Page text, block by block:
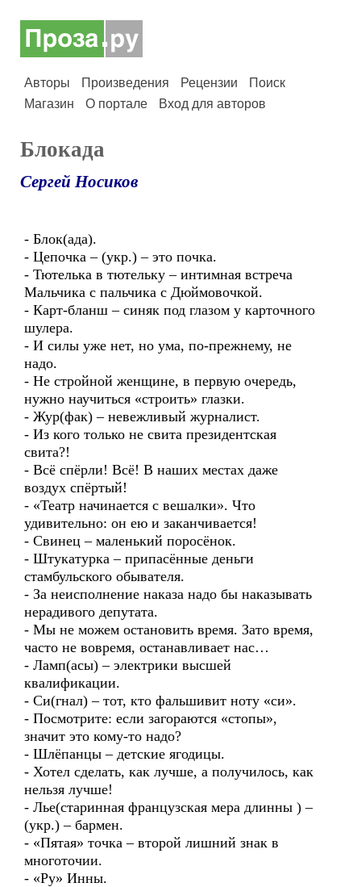
Авторы Произведения Рецензии
Поиск
Магазин
О портале Вход для авторов
Блокада
Сергей Носиков
- Блок(ада).
- Цепочка – (укр.) – это почка.
- Тютелька в тютельку – интимная встреча
Мальчика с пальчика с Дюймовочкой.
- Карт-бланш – синяк под глазом у карточного
шулера.
- И силы уже нет, но ума, по-прежнему, не
надо.
- Не стройной женщине, в первую очередь,
нужно научиться «строить» глазки.
- Жур(фак) – невежливый журналист.
- Из кого только не свита президентская
свита?!
- Всё спёрли! Всё! В наших местах даже
воздух спёртый!
- «Театр начинается с вешалки». Что
удивительно: он ею и заканчивается!
- Свинец – маленький поросёнок.
- Штукатурка – припасённые деньги
стамбульского обывателя.
- За неисполнение наказа надо бы наказывать
нерадивого депутата.
- Мы не можем остановить время. Зато время,
часто не вовремя, останавливает нас…
- Ламп(асы) – электрики высшей
квалификации.
- Си(гнал) – тот, кто фальшивит ноту «си».
- Посмотрите: если загораются «стопы»,
значит это кому-то надо?
- Шлёпанцы – детские ягодицы.
- Хотел сделать, как лучше, а получилось, как
нельзя лучше!
- Лье(старинная французская мера длинны ) –
(укр.) – бармен.
- «Пятая» точка – второй лишний знак в
многоточии.
- «Ру» Инны.